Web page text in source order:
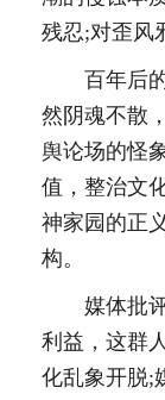
残忍;对歪风
百年后
然阴魂不散
舆论场的怪
值，整治文
神家园的正
构。
媒体批
利益，这群
化乱象开脱;